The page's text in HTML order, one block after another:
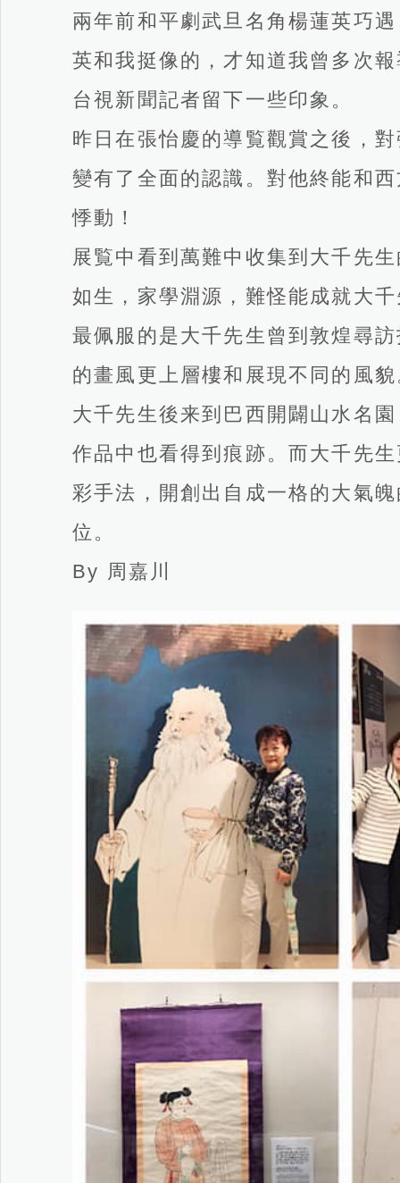
兩年前和平劇武旦名角楊蓮英巧
英和我挺像的，才知道我曾多次
台視新聞記者留下一些印象。
昨日在張怡慶的導覧觀賞之後，
變有了全面的認識。對他終能和
悸動！
展覧中看到萬難中收集到大千先
如生，家學淵源，難怪能成就大
最佩服的是大千先生曾到敦煌尋
的畫風更上層樓和展現不同的風
大千先生後来到巴西開闢山水名
作品中也看得到痕跡。而大千先
彩手法，開創出自成一格的大氣
位。
By 周嘉川